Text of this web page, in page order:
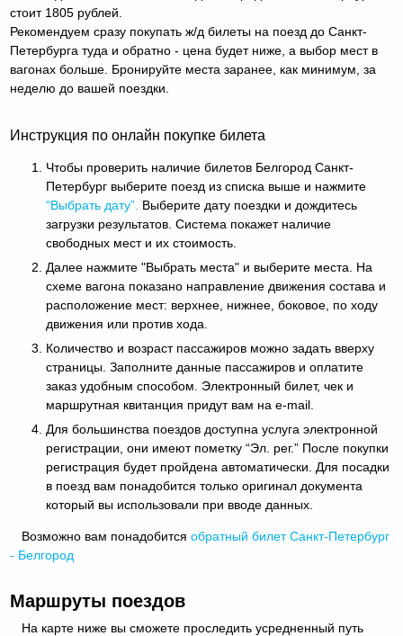
стоит 1805 рублей.
Рекомендуем сразу покупать ж/д билеты на поезд до Санкт-
Петербурга туда и обратно - цена будет ниже, а выбор мест в
вагонах больше. Бронируйте места заранее, как минимум, за
неделю до вашей поездки.
Инструкция по онлайн покупке билета
Чтобы проверить наличие билетов Белгород Санкт-
Петербург выберите поезд из списка выше и нажмите
“Выбрать дату”. Выберите дату поездки и дождитесь
загрузки результатов. Система покажет наличие
свободных мест и их стоимость.
Далее нажмите "Выбрать места" и выберите места. На
схеме вагона показано направление движения состава и
расположение мест: верхнее, нижнее, боковое, по ходу
движения или против хода.
Количество и возраст пассажиров можно задать вверху
страницы. Заполните данные пассажиров и оплатите
заказ удобным способом. Электронный билет, чек и
маршрутная квитанция придут вам на e-mail.
Для большинства поездов доступна услуга электронной
регистрации, они имеют пометку “Эл. рег.” После покупки
регистрация будет пройдена автоматически. Для посадки
в поезд вам понадобится только оригинал документа
который вы использовали при вводе данных.
Возможно вам понадобитсяобратный билет Санкт-Петербург
- Белгород
Маршруты поездов
На карте ниже вы сможете проследить усредненный путь